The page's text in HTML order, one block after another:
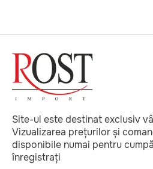
Site-ul este destinat exclusiv
Vizualizarea prețurilor și
disponibile numai pentru
înregistrați